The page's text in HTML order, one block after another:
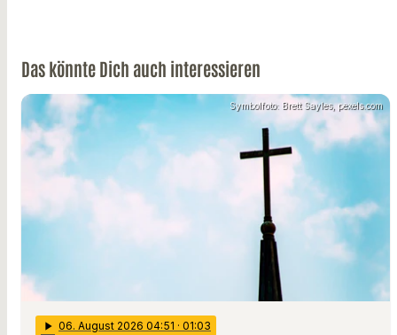
Das könnte Dich auch interessieren
Symbolfoto: Brett Sayles, pexels.com
play_arrow 06. August 2026 04:51 · 01:03